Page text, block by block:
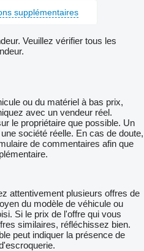
supplémentaires
Veuillez vérifier tous les
ou du matériel à bas prix,
avec un vendeur réel.
le propriétaire que possible. Un
société réelle. En cas de doute,
de commentaires afin que
attentivement plusieurs offres de
du modèle de véhicule ou
Si le prix de l'offre qui vous
similaires, réfléchissez bien.
peut indiquer la présence de